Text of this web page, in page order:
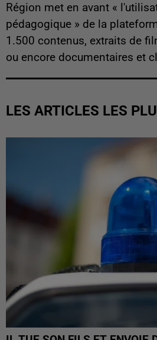
Région met en avant «
pédagogique » de la
1.500 contenus, extraits de
ou encore documentaires et
LES ARTICLES LES